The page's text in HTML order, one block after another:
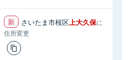
さいたま市桜区上大久保に
住所変更